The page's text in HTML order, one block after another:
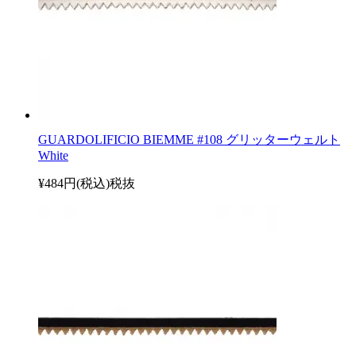
GUARDOLIFICIO BIEMME #108 グリッターウェルト
White
¥484円(税込)税抜